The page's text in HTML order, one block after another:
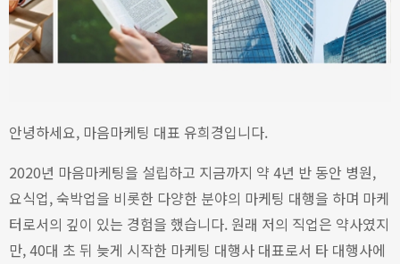
안녕하세요, 마음마케팅 대표 유희경입니다.
2020년 마음마케팅을 설립하고 지금까지 약 4년 반 동안 병원,
요식업, 숙박업을 비롯한 다양한 분야의 마케팅 대행을 하며 마케
터로서의 깊이 있는 경험을 했습니다. 원래 저의 직업은 약사였지
만, 40대 초 뒤 늦게 시작한 마케팅 대행사 대표로서 타 대행사에